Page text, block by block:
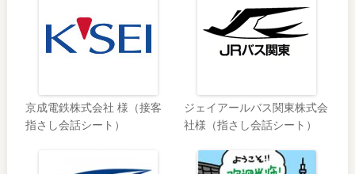
京成電鉄株式会社 様（接客
指さし会話シート）
ジェイアールバス関東株式会
社様（指さし会話シート）